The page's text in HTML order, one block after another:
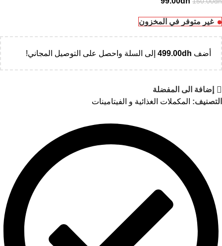
غير متوفر في المخزون
أضف 499.00dh إلى السلة واحصل على التوصيل المجاني!
إضافة الى المفضلة
التصنيف: المكملات الغذائية و الفيتامينات